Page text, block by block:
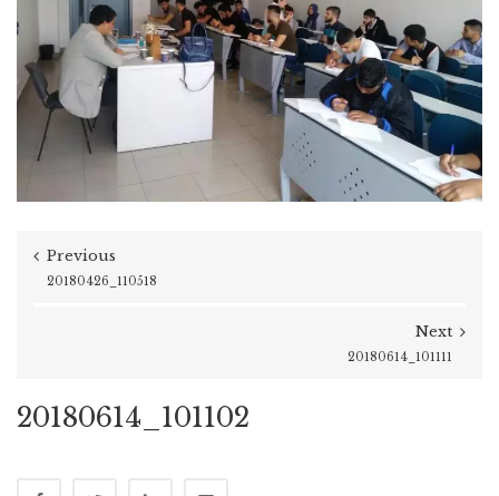
Previous
20180426_110518
Next
20180614_101111
20180614_101102